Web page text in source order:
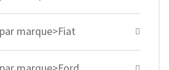
marque>Fiat